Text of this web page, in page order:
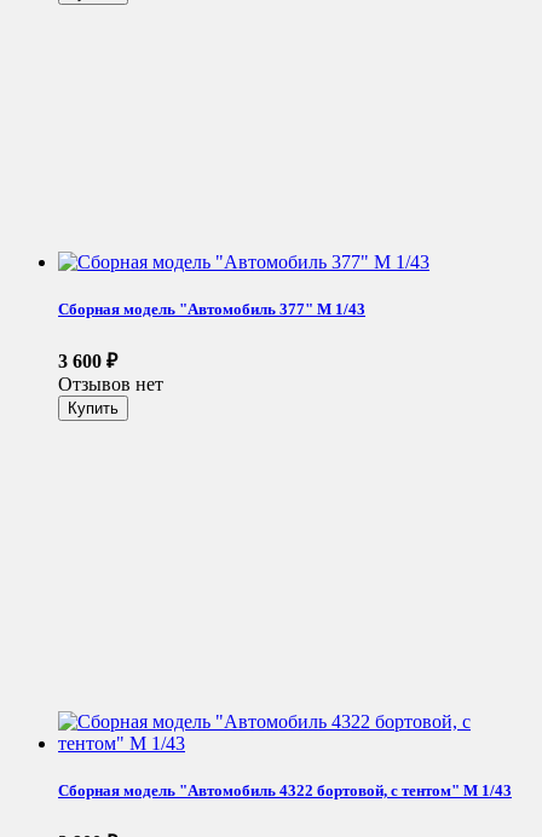
Сборная модель "Автомобиль 377" М 1/43
3 600 ₽
Отзывов нет
Сборная модель "Автомобиль 4322 бортовой, с тентом" М 1/43